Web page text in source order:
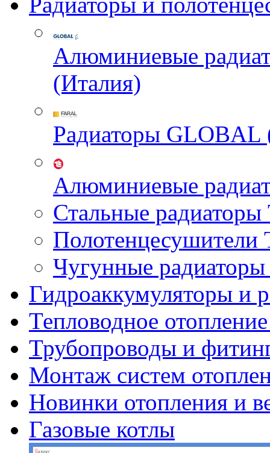
Алюминиевые
(Италия)
Радиаторы GLOBAL
Алюминиевые
Стальные
Чугунные
Гидроаккумуляторы и
Тепловодное
Трубопроводы и
Монтаж систем
Новинки отопления и
Газовые котлы